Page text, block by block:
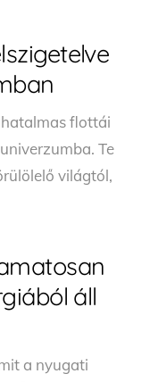
flottái
Te
világtól,
áll
a nyugati